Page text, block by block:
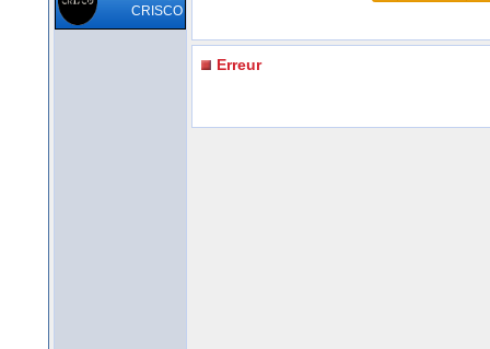
CRISCO
Erreur